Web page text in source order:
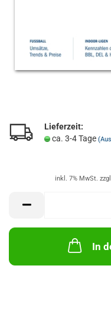
Lieferzeit:
ca. 3-4 Tage
inkl. 7% MwSt.
In